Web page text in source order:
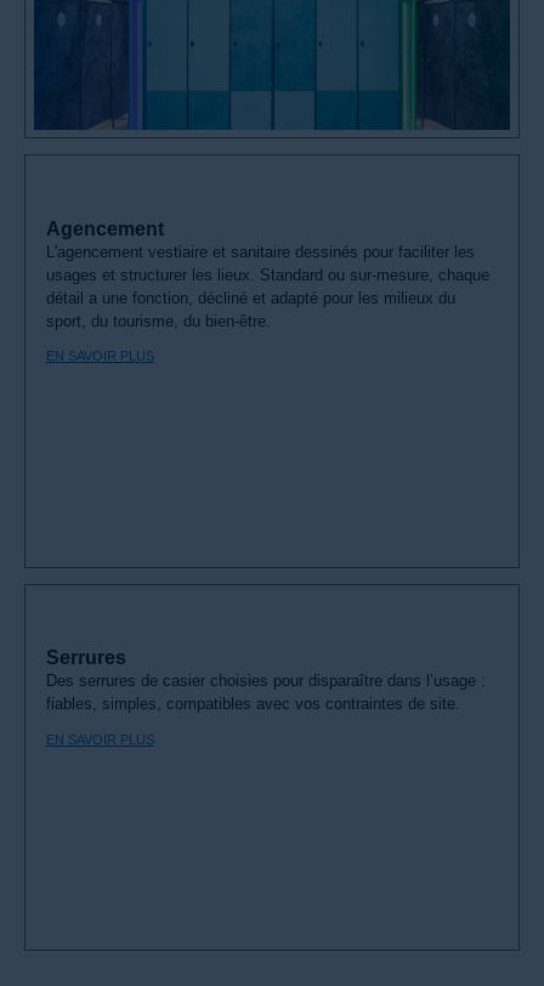
Agencement
L'agencement vestiaire et sanitaire dessinés pour faciliter les
usages et structurer les lieux. Standard ou sur-mesure, chaque
détail a une fonction, décliné et adapté pour les milieux du
sport, du tourisme, du bien-être.
EN SAVOIR PLUS
Serrures
Des serrures de casier choisies pour disparaître dans l’usage :
fiables, simples, compatibles avec vos contraintes de site.
EN SAVOIR PLUS